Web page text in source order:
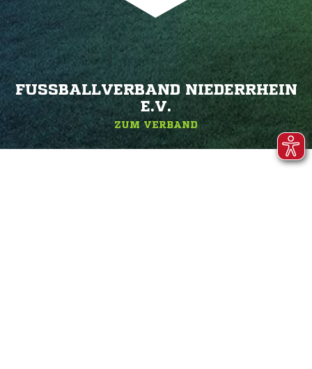
FUSSBALLVERBAND NIEDERRHEIN E
.V.
ZUM VERBAND